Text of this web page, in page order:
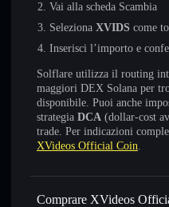
Vai alla scheda Scambia
Seleziona XVIDS come
Inserisci l’importo e
Solflare utilizza il routing
maggiori DEX Solana per
disponibile. Puoi anche
strategia DCA (dollar-cost
trade. Per indicazioni
XVideos Official Coin.
Comprare XVideos